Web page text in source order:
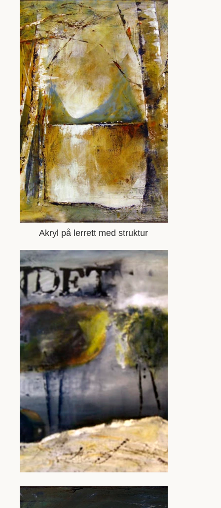
Akryl på lerrett med struktur